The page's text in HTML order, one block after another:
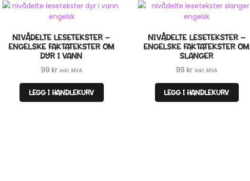
NIVÅDELTE LESETEKSTER –
ENGELSKE FAKTATEKSTER OM
DYR I VANN
99 kr inkl. MVA
LEGG I HANDLEKURV
NIVÅDELTE LESETEKSTER –
ENGELSKE FAKTATEKSTER OM
SLANGER
99kr inkl. MVA
LEGG I HANDLEKURV